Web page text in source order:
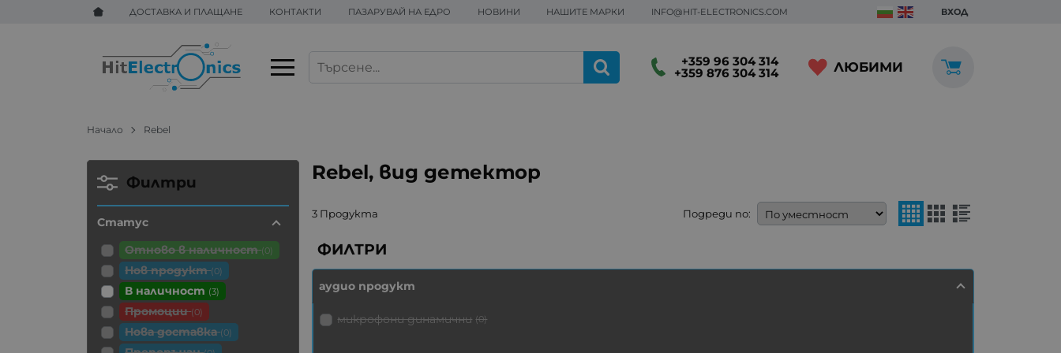
ДОСТАВКА И ПЛАЩАНЕ КОНТАКТИ ПАЗАРУВАЙ НА ЕДРО НОВИНИ НАШИТЕ МАРКИ INFO@HIT-ELECTRONICS.COM ВХОД
+359 96 304 314
+359 876 304 314 ЛЮБИМИ
Начало Rebel
Rebel, вид детектор
3 Продукта Подреди по:
аудио продукт
микрофони динамични (0)
Филтри
Статус
Отново в наличност (0)
Нов продукт (0)
В наличност (3)
Промоции (0)
Нова доставка (0)